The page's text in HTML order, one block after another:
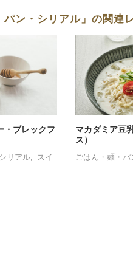
パン・シリアル」の関連
・ブレックフ
リアル
スイ
マカダミア豆
ス）
ごはん・麺・